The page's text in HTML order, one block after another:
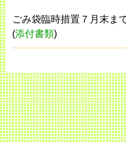
ごみ袋臨時措置７月末
(添付書類)